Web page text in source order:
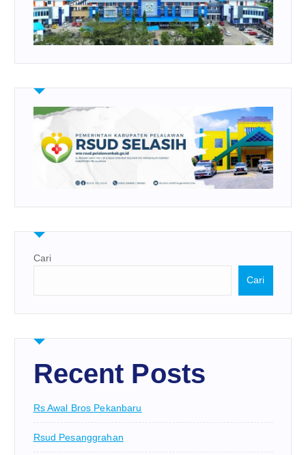
Cari
Cari
Recent Posts
Rs Awal Bros Pekanbaru
Rsud Pesanggrahan